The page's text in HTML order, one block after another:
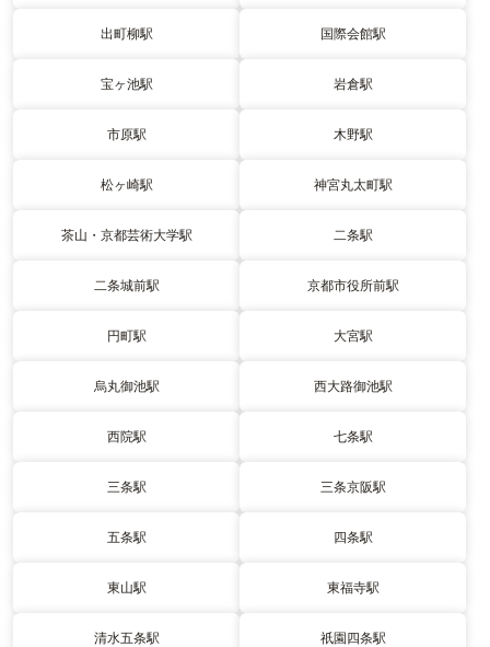
出町柳駅 国際会館駅
宝ヶ池駅 岩倉駅
市原駅 木野駅
松ヶ崎駅 神宮丸太町駅
茶山・京都芸術大学駅 二条駅
二条城前駅 京都市役所前駅
円町駅 大宮駅
烏丸御池駅 西大路御池駅
西院駅 七条駅
三条駅 三条京阪駅
五条駅 四条駅
東山駅 東福寺駅
清水五条駅 祇園四条駅